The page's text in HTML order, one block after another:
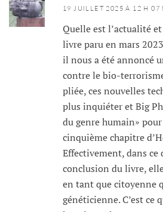
19 JUILLET 2025 À 12 H 07
Quelle est l’actualité
livre paru en mars
il nous a été annoncé
contre le bio-
pliée, ces nouvelles
plus inquiéter et Big
du genre humain»
cinquième chapitre
Effectivement, dans
conclusion du livre,
en tant que citoyenne
généticienne. C’est ce